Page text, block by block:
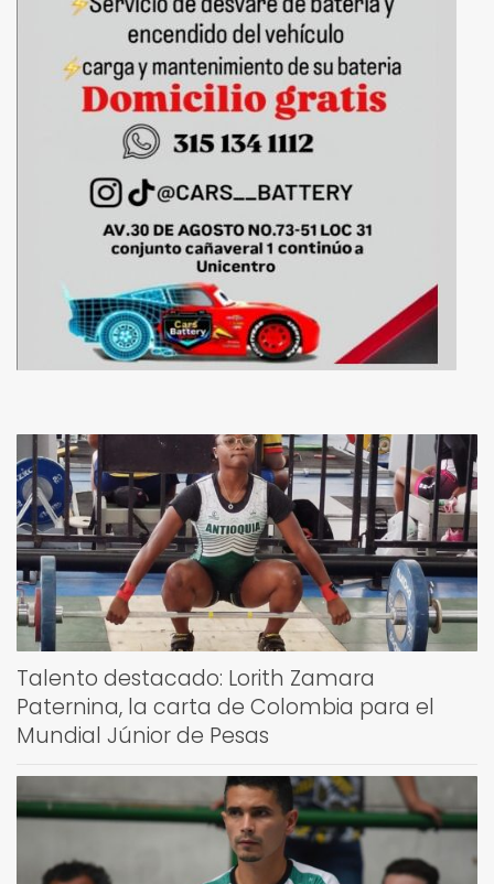
Talento destacado: Lorith Zamara
Paternina, la carta de Colombia para el
Mundial Júnior de Pesas